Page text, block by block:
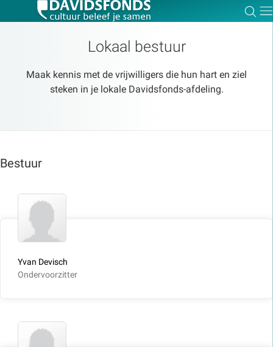
Lokaal bestuur
Maak kennis met de vrijwilligers die hun hart en ziel
steken in je lokale Davidsfonds-afdeling.
Bestuur
Yvan Devisch
Ondervoorzitter
Zoeken